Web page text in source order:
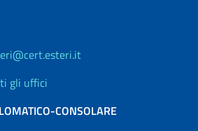
gli uffici
CONSOLARE